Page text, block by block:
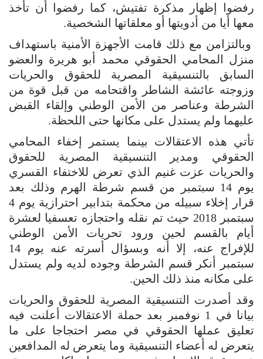
رفضوا إظهار مذكرة تفتيش، كما رفضوا أن تأخذ
معها أيا من أدويتها أو معلقاتها الشخصية.
وبالتزامن مع ذلك قامت الأجهزة الأمنية باستهداف
منزل المحامي الحقوقي محمد أبو هريرة والعضو
السابق بالتنسيقية المصرية للحقوق والحريات
وزوجته عائشة الشاطر واقتحامه من قبل قوة من
الشرطة وعناصر من الأمن الوطني وإلقاء القبض
عليهما ولم يستدل على مكانها حتى اللحظة.
تأتي هذه الاعتقالات بينما يستمر إخفاء المحامي
الحقوقي ومدير التنسيقية المصرية للحقوق
والحريات عزت غنيم الذي تعرض للاختفاء القسري
يوم 14 سبتمبر من قسم شرطة الهرم وذلك بعد
قرار إخلاء سبيله من محكمة بتدابير احترازية يوم 4
سبتمبر 2018 حيث تم نقله واحتجازه تعسفيا لعشرة
أيام بالقسم لحين ورود تحريات الأمن الوطني
للإفراج عنه، إلا أنه وبسؤال أسرته عنه يوم 14
سبتمبر أنكر قسم الشرطة وجوده لديه ولم يستدل
على مكانه منذ ذلك الحين.
وقد أصدرت التنسيقية المصرية للحقوق والحريات
بيانا في 1 نوفمبر بعد حملة الاعتقالات أعلنت فيه
تعليق عملها الحقوقي في مصر احتجاجا على ما
يتعرض له أعضاء التنسيقية وما يتعرض له المدافعين